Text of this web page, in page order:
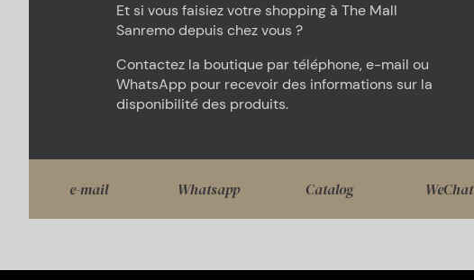
Et si vous faisiez votre shopping à The Mall
Sanremo depuis chez vous ?
Contactez la boutique par téléphone, e-mail ou
WhatsApp pour recevoir des informations sur la
disponibilité des produits.
e-mail Whatsapp Catalog WeChat